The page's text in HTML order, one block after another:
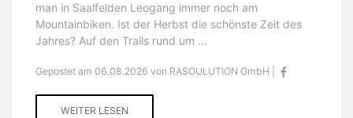
man in Saalfelden Leogang immer noch am
Mountainbiken. Ist der Herbst die schönste Zeit des
Jahres? Auf den Trails rund um ...
Gepostet am 06.08.2026 von RASOULUTION GmbH |
WEITER LESEN